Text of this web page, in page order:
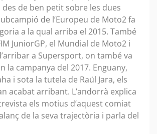
de ben petit sobre les dues
de l’Europeu de Moto2 fa
a la qual arriba el 2015. També
JuniorGP, el Mundial de Moto2 i
a Supersport, on també va
la campanya del 2017. Enguany,
i sota la tutela de Raül Jara, els
acabat arribant. L’andorrà explica
els motius d’aquest comiat
de la seva trajectòria i parla del